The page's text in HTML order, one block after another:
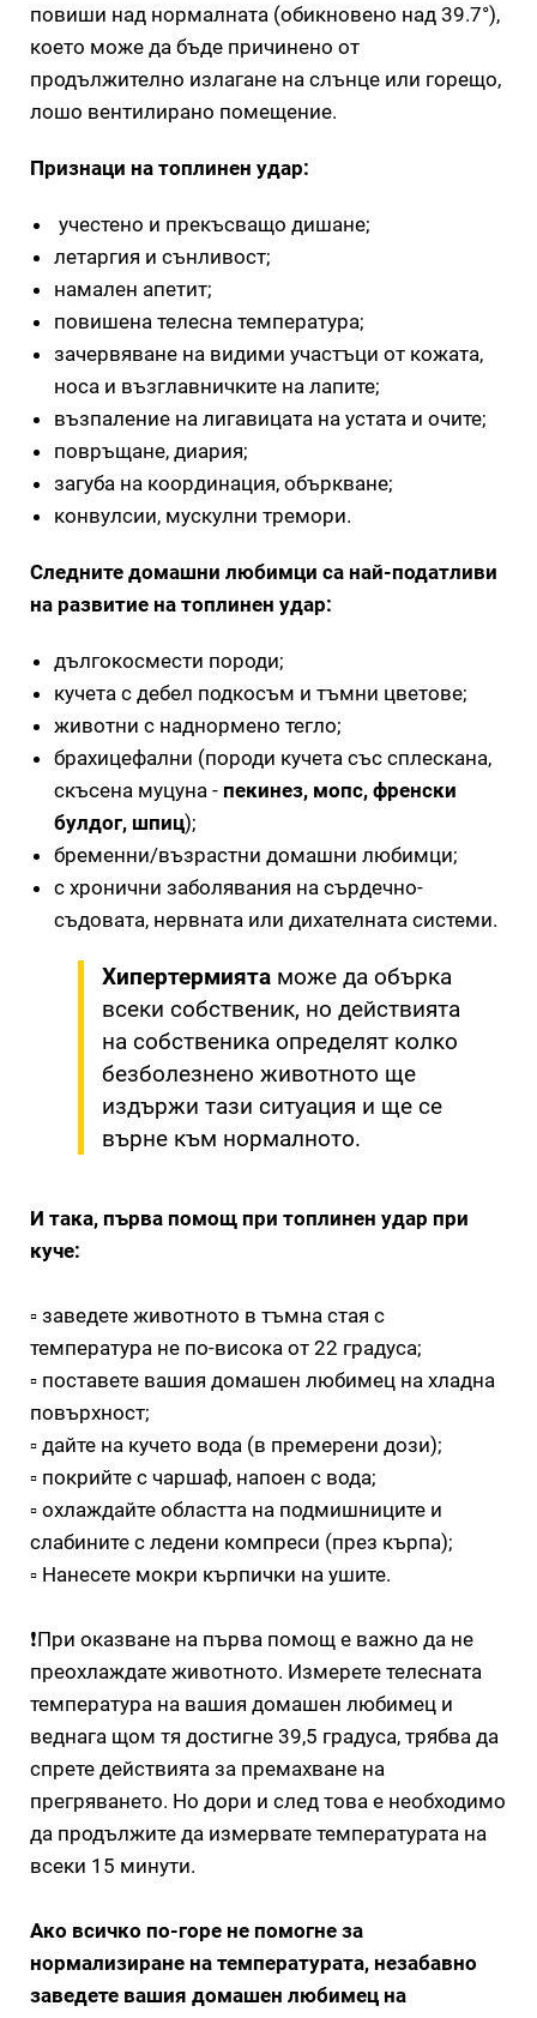
повиши над нормалната (обикновено над 39.7°),
което може да бъде причинено от
продължително излагане на слънце или горещо,
лошо вентилирано помещение.
Признаци на топлинен удар:
учестено и прекъсващо дишане;
летаргия и сънливост;
намален апетит;
повишена телесна температура;
зачервяване на видими участъци от кожата,
носа и възглавничките на лапите;
възпаление на лигавицата на устата и очите;
повръщане, диария;
загуба на координация, объркване;
конвулсии, мускулни тремори.
Следните домашни любимци са най-податливи
на развитие на топлинен удар:
дългокосмести породи;
кучета с дебел подкосъм и тъмни цветове;
животни с наднормено тегло;
брахицефални (породи кучета със сплескана,
скъсена муцуна - пекинез, мопс, френски
булдог, шпиц);
бременни/възрастни домашни любимци;
с хронични заболявания на сърдечно-
съдовата, нервната или дихателната системи.
Хипертермията може да обърка
всеки собственик, но действията
на собственика определят колко
безболезнено животното ще
издържи тази ситуация и ще се
върне към нормалното.
И така, първа помощ при топлинен удар при
куче:
▫ заведете животното в тъмна стая с
температура не по-висока от 22 градуса;
▫ поставете вашия домашен любимец на хладна
повърхност;
▫ дайте на кучето вода (в премерени дози);
▫ покрийте с чаршаф, напоен с вода;
▫ охлаждайте областта на подмишниците и
слабините с ледени компреси (през кърпа);
▫ Нанесете мокри кърпички на ушите.
❗При оказване на първа помощ е важно да не
преохлаждате животното. Измерете телесната
температура на вашия домашен любимец и
веднага щом тя достигне 39,5 градуса, трябва да
спрете действията за премахване на
прегряването. Но дори и след това е необходимо
да продължите да измервате температурата на
всеки 15 минути.
Ако всичко по-горе не помогне за
нормализиране на температурата, незабавно
заведете вашия домашен любимец на